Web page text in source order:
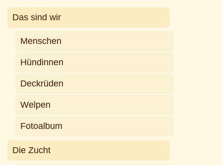
Das sind wir
Menschen
Hündinnen
Deckrüden
Welpen
Fotoalbum
Die Zucht